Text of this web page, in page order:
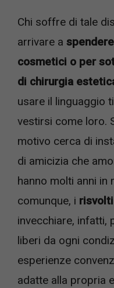
Chi soffre di tale
arrivare a
cosmetici o per
di chirurgia
usare il linguaggio
vestirsi come loro.
motivo cerca di
di amicizia che
hanno molti anni in
comunque, i
invecchiare, infatti,
liberi da ogni
esperienze
adatte alla propria